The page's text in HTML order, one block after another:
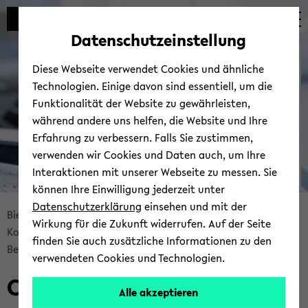
Automatische
vermeiden
zum
wechseln
zum
wechseln
zum
wechseln
Bread­
crumb
über­
sprin­
gen
und
Bie­le­fel­der IT-​Servicezentrum
Ser­vices
Kom­mu­ni­ka­ti­on & Zu­sam­men­ar­beit
Be­ra­tung & Sup­port
UBI-​CERT
Servicezentrum
© Uni­ver­si­tät Bie­le­feld | BITS
Com­pu­ter Emer­gen­cy Re­
Datenschutzeinstellung
Diese Webseite verwendet Cookies und ähnliche
Technologien. Einige davon sind essentiell, um die
Funktionalität der Website zu gewährleisten,
während andere uns helfen, die Website und Ihre
Erfahrung zu verbessern. Falls Sie zustimmen,
verwenden wir Cookies und Daten auch, um Ihre
Interaktionen mit unserer Webseite zu messen. Sie
können Ihre Einwilligung jederzeit unter
Datenschutzerklärung einsehen und mit der
Wirkung für die Zukunft widerrufen. Auf der Seite
finden Sie auch zusätzliche Informationen zu den
verwendeten Cookies und Technologien.
Alle akzeptieren